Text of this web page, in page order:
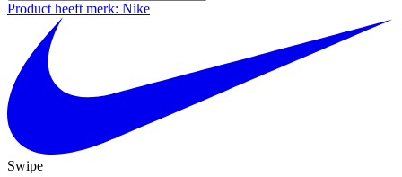
Product heeft merk: Nike
Swipe